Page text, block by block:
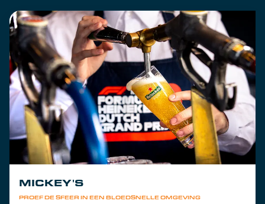
PROEF DE SFEER IN EEN BLOEDSNELLE OMGEVING
MICKEY'S